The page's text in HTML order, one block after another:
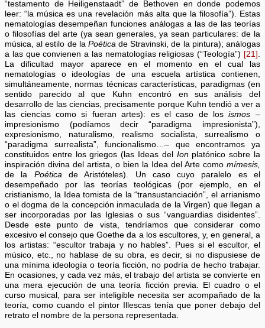
“testamento de Heiligenstaadt” de Bethoven en donde podemos
leer: “la música es una revelación más alta que la filosofía”). Estas
nematologías desempeñan funciones análogas a las de las teorías
o filosofías del arte (ya sean generales, ya sean particulares: de la
música, al estilo de la Poéticade Stravinski, de la pintura); análogas
a las que convienen a las nematologías religiosas (“Teología”) [21] .
La dificultad mayor aparece en el momento en el cual las
nematologías o ideologías de una escuela artística contienen,
simultáneamente, normas técnicas características, paradigmas (en
sentido parecido al que Kuhn encontró en sus análisis del
desarrollo de las ciencias, precisamente porque Kuhn tendió a ver a
las ciencias como si fueran artes): es el caso de losismos –
impresionismo (podíamos decir “paradigma impresionista”),
expresionismo, naturalismo, realismo socialista, surrealismo o
“paradigma surrealista”, funcionalismo…– que encontramos ya
constituidos entre los griegos (las Ideas del Ionplatónico sobre la
inspiración divina del artista, o bien la Idea del Arte como mímesis,
de la Poéticade Aristóteles). Un caso cuyo paralelo es el
desempeñado por las teorías teológicas (por ejemplo, en el
cristianismo, la Idea tomista de la “transustanciación”, el arrianismo
o el dogma de la concepción inmaculada de la Virgen) que llegan a
ser incorporadas por las Iglesias o sus “vanguardias disidentes”.
Desde este punto de vista, tendríamos que considerar como
excesivo el consejo que Goethe da a los escultores, y, en general, a
los artistas: “escultor trabaja y no hables”. Pues si el escultor, el
músico, etc., no hablase de su obra, es decir, si no dispusiese de
una mínima ideología o teoría ficción, no podría de hecho trabajar.
En ocasiones, y cada vez más, el trabajo del artista se convierte en
una mera ejecución de una teoría ficción previa. El cuadro o el
curso musical, para ser inteligible necesita ser acompañado de la
teoría, como cuando el pintor Illescas tenía que poner debajo del
retrato el nombre de la persona representada.